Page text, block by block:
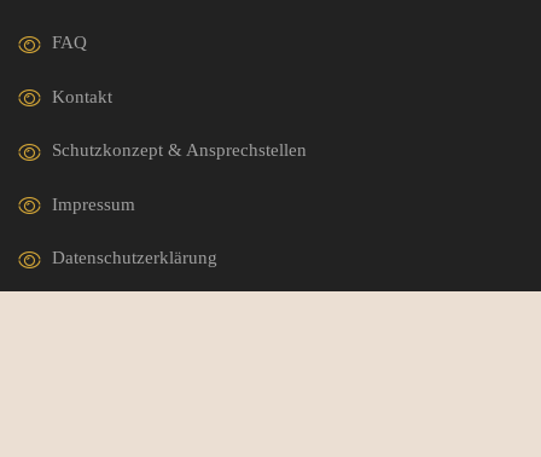
FAQ
Kontakt
Schutzkonzept & Ansprechstellen
Impressum
Datenschutzerklärung